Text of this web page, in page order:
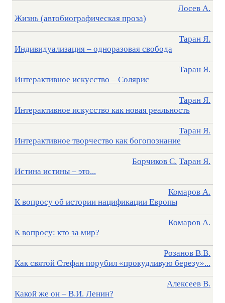
Жизнь (автобиографическая проза)
Лосев А.
Индивидуализация – одноразовая свобода
Таран Я.
Интерактивное искусство – Солярис
Таран Я.
Интерактивное искусство как новая реальность
Таран Я.
Интерактивное творчество как богопознание
Таран Я.
Истина истины – это...
Борчиков С. Таран Я.
К вопросу об истории нацификации Европы
Комаров А.
К вопросу: кто за мир?
Комаров А.
Как святой Стефан порубил «прокудливую березу»...
Розанов В.В.
Какой же он – В.И. Ленин?
Алексеев В.